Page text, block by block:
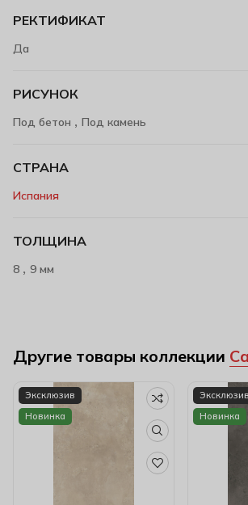
РЕКТИФИКАТ
Да
РИСУНОК
Под бетон , Под камень
СТРАНА
Испания
ТОЛЩИНА
8 , 9 мм
Другие товары коллекции
Эксклюзив
Новинка
Эксклюзив
Новинка